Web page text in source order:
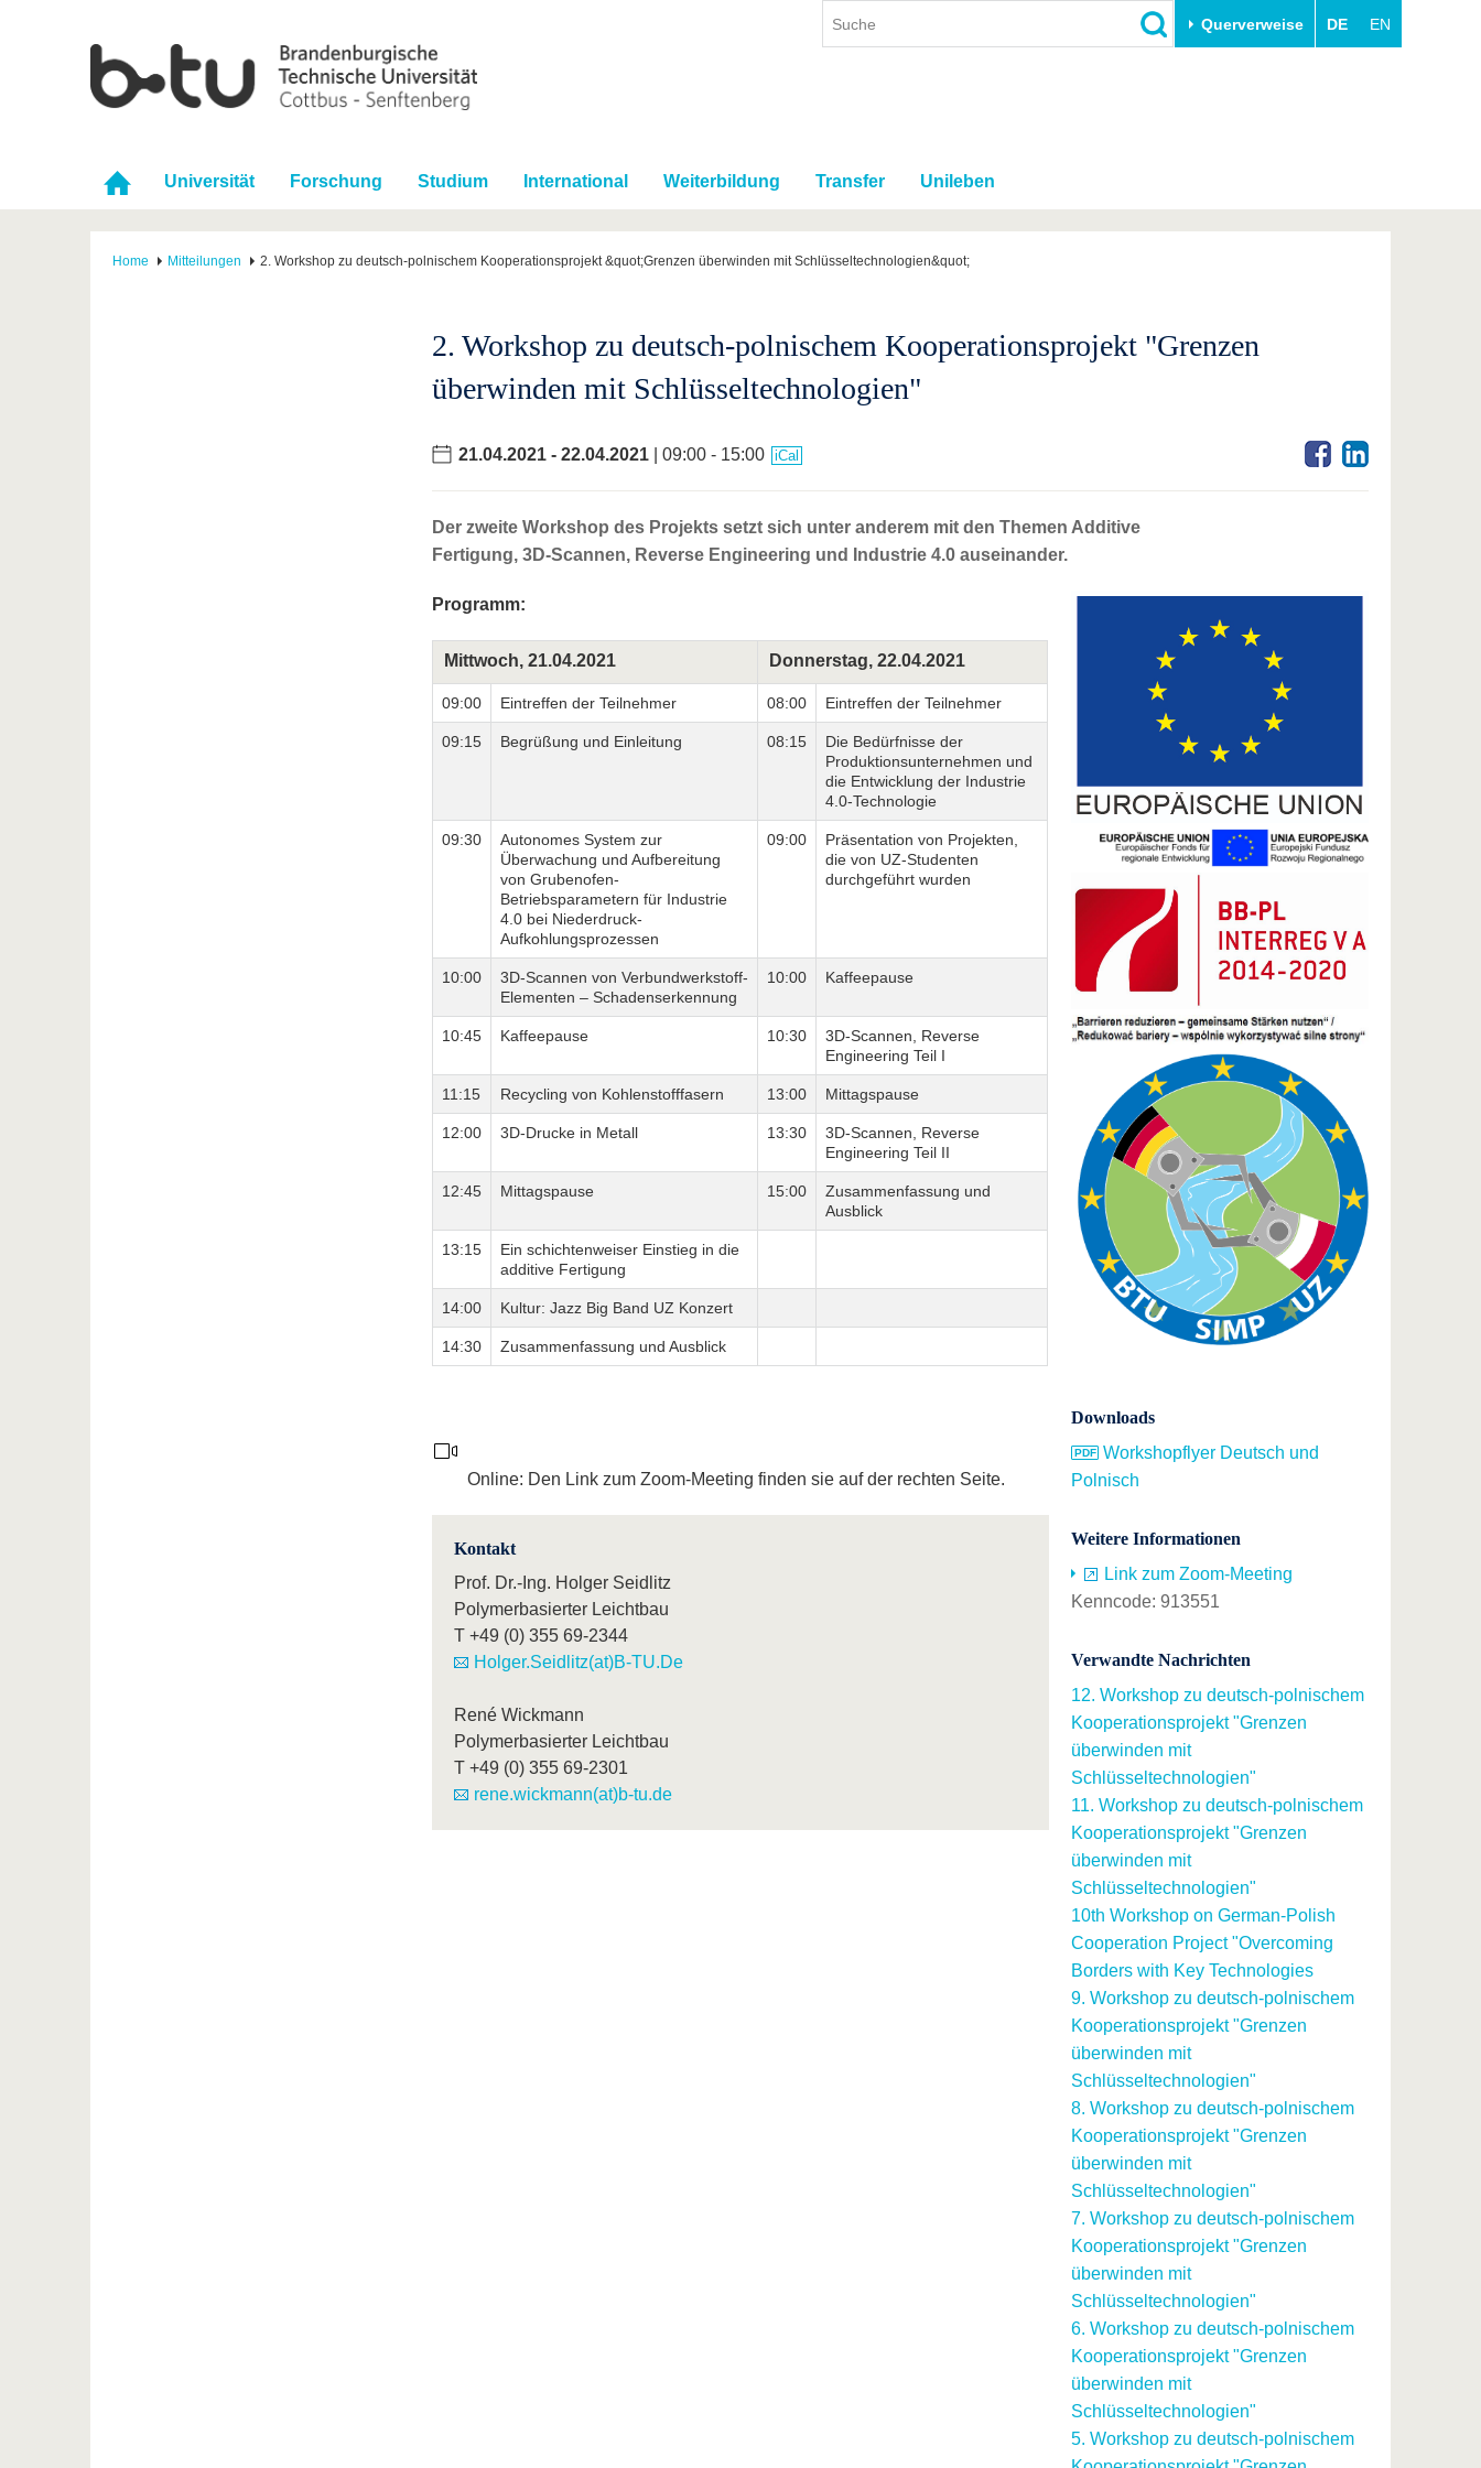
Querverweise DE EN
Universität Forschung Studium International Weiterbildung Transfer Unileben
Home Mitteilungen 2. Workshop zu deutsch-polnischem Kooperationsprojekt &quot;Grenzen überwinden mit Schlüsseltechnologien&quot;
2. Workshop zu deutsch-polnischem Kooperationsprojekt "Grenzen
überwinden mit Schlüsseltechnologien"
21.04.2021 - 22.04.2021 | 09:00 - 15:00 iCal
Der zweite Workshop des Projekts setzt sich unter anderem mit den Themen Additive
Fertigung, 3D-Scannen, Reverse Engineering und Industrie 4.0 auseinander.
Programm:
Mittwoch, 21.04.2021 Donnerstag, 22.04.2021
09:00 Eintreffen der Teilnehmer 08:00 Eintreffen der Teilnehmer
09:15 Begrüßung und Einleitung 08:15
Die Bedürfnisse der
Produktionsunternehmen und
die Entwicklung der Industrie
4.0-Technologie
09:30
Autonomes System zur
Überwachung und Aufbereitung
von Grubenofen-
Betriebsparametern für Industrie
4.0 bei Niederdruck-
Aufkohlungsprozessen
09:00
Präsentation von Projekten,
die von UZ-Studenten
durchgeführt wurden
10:00
3D-Scannen von Verbundwerkstoff-
Elementen – Schadenserkennung
10:00 Kaffeepause
10:45 Kaffeepause 10:30
3D-Scannen, Reverse
Engineering Teil I
11:15 Recycling von Kohlenstofffasern 13:00 Mittagspause
12:00 3D-Drucke in Metall 13:30
3D-Scannen, Reverse
Engineering Teil II
12:45 Mittagspause 15:00
Zusammenfassung und
Ausblick
13:15
Ein schichtenweiser Einstieg in die
additive Fertigung
14:00 Kultur: Jazz Big Band UZ Konzert
14:30 Zusammenfassung und Ausblick
Online: Den Link zum Zoom-Meeting finden sie auf der rechten Seite.
Kontakt
Prof. Dr.-Ing. Holger Seidlitz
Polymerbasierter Leichtbau
T +49 (0) 355 69-2344
Holger.Seidlitz(at)B-TU.De
René Wickmann
Polymerbasierter Leichtbau
T +49 (0) 355 69-2301
rene.wickmann(at)b-tu.de
Downloads
Workshopflyer Deutsch und
Polnisch
Weitere Informationen
Link zum Zoom-Meeting
Kenncode: 913551
Verwandte Nachrichten
12. Workshop zu deutsch-polnischem
Kooperationsprojekt "Grenzen
überwinden mit
Schlüsseltechnologien"
11. Workshop zu deutsch-polnischem
Kooperationsprojekt "Grenzen
überwinden mit
Schlüsseltechnologien"
10th Workshop on German-Polish
Cooperation Project "Overcoming
Borders with Key Technologies
9. Workshop zu deutsch-polnischem
Kooperationsprojekt "Grenzen
überwinden mit
Schlüsseltechnologien"
8. Workshop zu deutsch-polnischem
Kooperationsprojekt "Grenzen
überwinden mit
Schlüsseltechnologien"
7. Workshop zu deutsch-polnischem
Kooperationsprojekt "Grenzen
überwinden mit
Schlüsseltechnologien"
6. Workshop zu deutsch-polnischem
Kooperationsprojekt "Grenzen
überwinden mit
Schlüsseltechnologien"
5. Workshop zu deutsch-polnischem